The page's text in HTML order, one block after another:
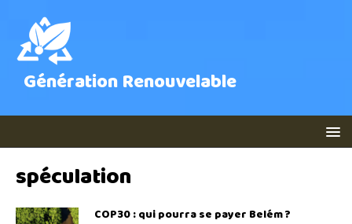
Génération Renouvelable
spéculation
COP30 : qui pourra se payer Belém ?